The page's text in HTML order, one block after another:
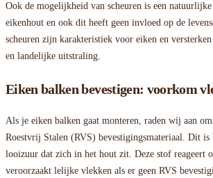
Ook de mogelijkheid van scheuren is een natuurlijke
eikenhout en ook dit heeft geen invloed op de
scheuren zijn karakteristiek voor eiken en
en landelijke uitstraling.
Eiken balken bevestigen: voorkom
Als je eiken balken gaat monteren, raden wij aan
Roestvrij Stalen (RVS) bevestigingsmateriaal. Dit is
looizuur dat zich in het hout zit. Deze stof reageert
veroorzaakt lelijke vlekken als er geen RVS